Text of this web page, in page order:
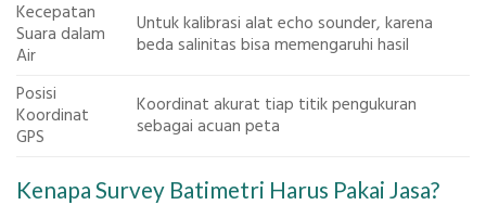
Kecepatan
Suara dalam
Air
Untuk kalibrasi alat echo sounder, karena
beda salinitas bisa memengaruhi hasil
Posisi
Koordinat
GPS
Koordinat akurat tiap titik pengukuran
sebagai acuan peta
Kenapa Survey Batimetri Harus Pakai Jasa?